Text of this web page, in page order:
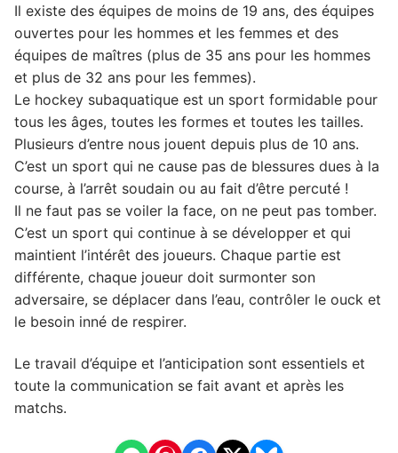
Il existe des équipes de moins de 19 ans, des équipes
ouvertes pour les hommes et les femmes et des
équipes de maîtres (plus de 35 ans pour les hommes
et plus de 32 ans pour les femmes).
Le hockey subaquatique est un sport formidable pour
tous les âges, toutes les formes et toutes les tailles.
Plusieurs d’entre nous jouent depuis plus de 10 ans.
C’est un sport qui ne cause pas de blessures dues à la
course, à l’arrêt soudain ou au fait d’être percuté !
Il ne faut pas se voiler la face, on ne peut pas tomber.
C’est un sport qui continue à se développer et qui
maintient l’intérêt des joueurs. Chaque partie est
différente, chaque joueur doit surmonter son
adversaire, se déplacer dans l’eau, contrôler le ouck et
le besoin inné de respirer.
Le travail d’équipe et l’anticipation sont essentiels et
toute la communication se fait avant et après les
matchs.